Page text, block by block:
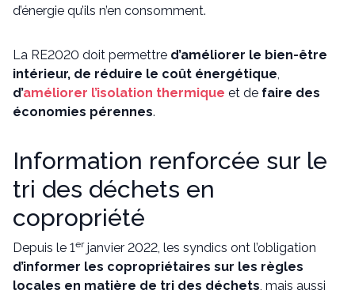
d’énergie qu’ils n’en consomment.
La RE2020 doit permettre d’améliorer le bien-être
intérieur, de réduire le coût énergétique,
d’améliorer l’isolation thermique et de faire des
économies pérennes.
Information renforcée sur le
tri des déchets en
copropriété
Depuis le 1erjanvier 2022, les syndics ont l’obligation
d’informer les copropriétaires sur les règles
locales en matière de tri des déchets, mais aussi